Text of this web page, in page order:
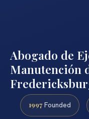
Abogado de
Manutención
1997 Founded